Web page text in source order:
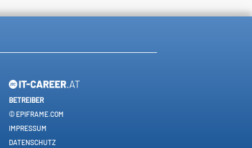
BETREIBER
© EPIFRAME.COM
IMPRESSUM
DATENSCHUTZ